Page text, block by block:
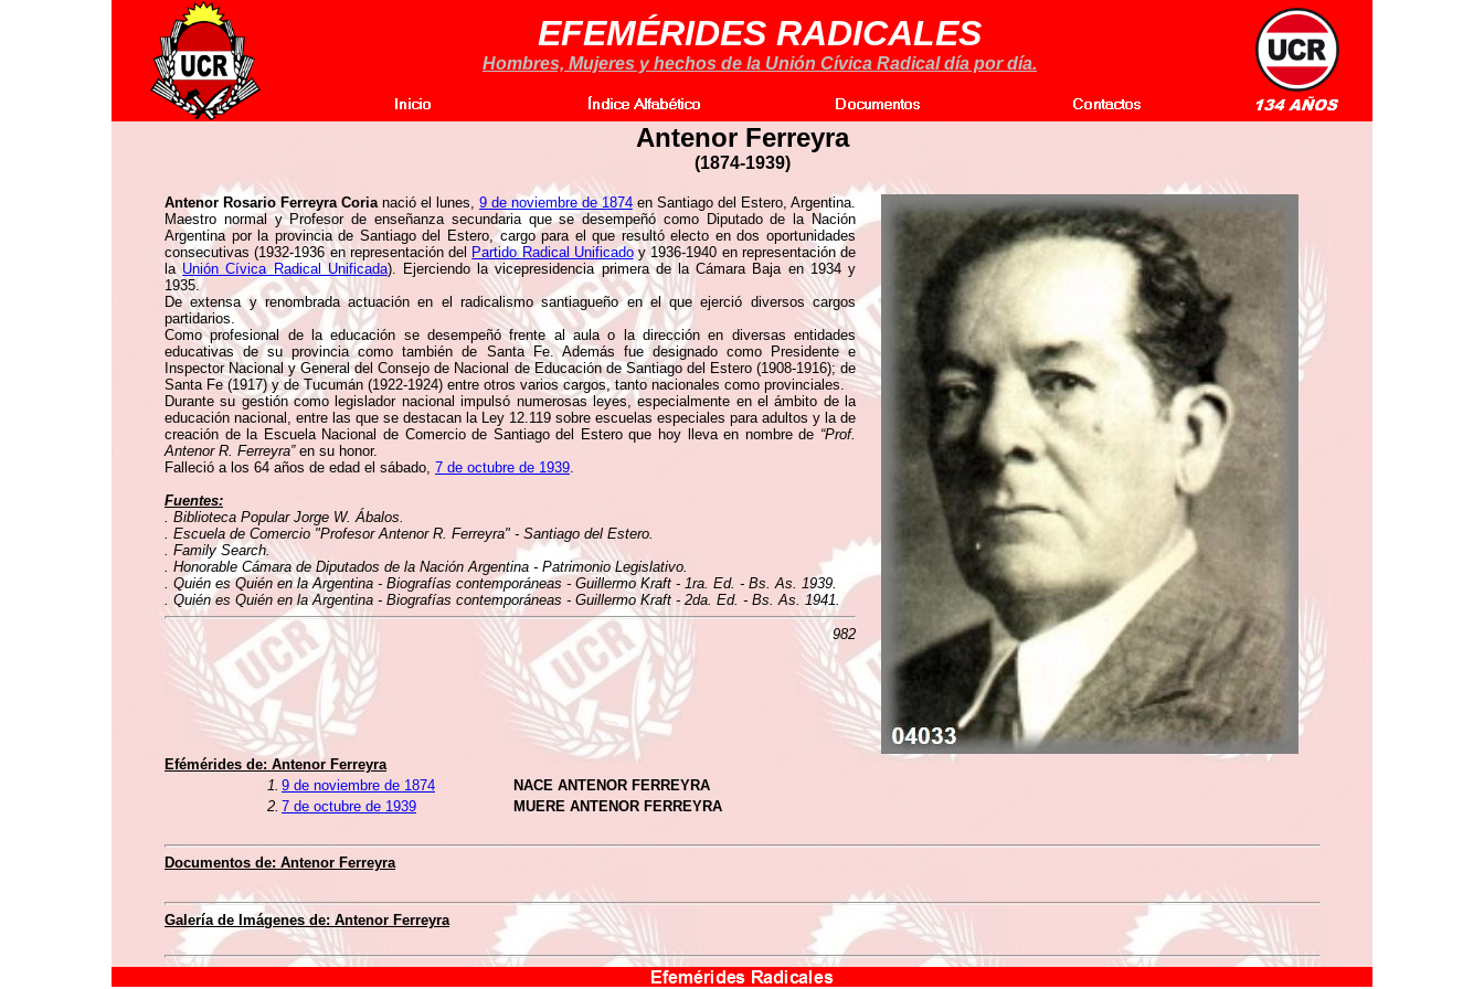
EFEMÉRIDES RADICALES
Hombres, Mujeres y hechos de la Unión Cívica Radical día por día.
Antenor Ferreyra
(1874-1939)
Antenor Rosario Ferreyra Corianació el lunes, 9 de noviembre de 1874 en Santiago del Estero, Argentina.
Maestro normal y Profesor de enseñanza secundaria que se desempeñó como Diputado de la Nación
Argentina por la provincia de Santiago del Estero, cargo para el que resultó electo en dos oportunidades
consecutivas (1932-1936 en representación del Partido Radical Unificadoy 1936-1940 en representación de
laUnión Cívica Radical Unificada). Ejerciendo la vicepresidencia primera de la Cámara Baja en 1934 y
1935.
De extensa y renombrada actuación en el radicalismo santiagueño en el que ejerció diversos cargos
partidarios.
Como profesional de la educación se desempeñó frente al aula o la dirección en diversas entidades
educativas de su provincia como también de Santa Fe. Además fue designado como Presidente e
Inspector Nacional y General del Consejo de Nacional de Educación de Santiago del Estero (1908-1916); de
Santa Fe (1917) y de Tucumán (1922-1924) entre otros varios cargos, tanto nacionales como provinciales.
Durante su gestión como legislador nacional impulsó numerosas leyes, especialmente en el ámbito de la
educación nacional, entre las que se destacan la Ley 12.119 sobre escuelas especiales para adultos y la de
creación de la Escuela Nacional de Comercio de Santiago del Estero que hoy lleva en nombre de “Prof.
Antenor R. Ferreyra”en su honor.
Falleció a los 64 años de edad el sábado, 7 de octubre de 1939.
Fuentes:
. Biblioteca Popular Jorge W. Ábalos.
. Escuela de Comercio "Profesor Antenor R. Ferreyra" - Santiago del Estero.
. Family Search.
. Honorable Cámara de Diputados de la Nación Argentina - Patrimonio Legislativo.
. Quién es Quién en la Argentina - Biografías contemporáneas - Guillermo Kraft - 1ra. Ed. - Bs. As. 1939.
. Quién es Quién en la Argentina - Biografías contemporáneas - Guillermo Kraft - 2da. Ed. - Bs. As. 1941.
982
Efémérides de: Antenor Ferreyra
1. 9 de noviembre de 1874
NACE ANTENOR FERREYRA
2. 7 de octubre de 1939 MUERE ANTENOR FERREYRA
Documentos de: Antenor Ferreyra
Galería de Imágenes de: Antenor Ferreyra